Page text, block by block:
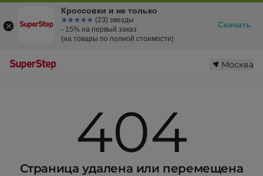
Москва
404
Страница удалена или перемещена
Кроссовки и не только
☆☆☆☆☆
★★★★★ (23) звезды
- 15% на первый заказ
(на товары по полной стоимости)
Скачать